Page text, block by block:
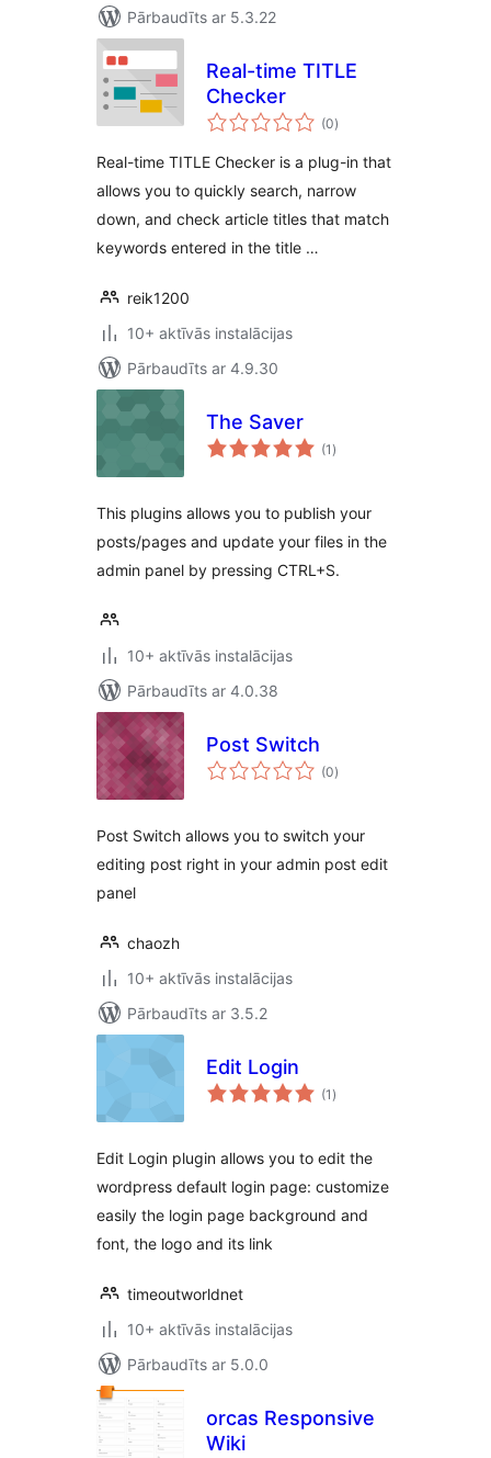
Pārbaudīts ar 5.3.22
Real-time TITLE
Checker
(0vērtējumu
kopsumma
)
Real-time TITLE Checker is a plug-in that
allows you to quickly search, narrow
down, and check article titles that match
keywords entered in the title …
reik1200
10+ aktīvās instalācijas
Pārbaudīts ar 4.9.30
The Saver
(1 vērtējumu
kopsumma
)
This plugins allows you to publish your
posts/pages and update your files in the
admin panel by pressing CTRL+S.
10+ aktīvās instalācijas
Pārbaudīts ar 4.0.38
Post Switch
(0vērtējumu
kopsumma
)
Post Switch allows you to switch your
editing post right in your admin post edit
panel
chaozh
10+ aktīvās instalācijas
Pārbaudīts ar 3.5.2
Edit Login
(1 vērtējumu
kopsumma
)
Edit Login plugin allows you to edit the
wordpress default login page: customize
easily the login page background and
font, the logo and its link
timeoutworldnet
10+ aktīvās instalācijas
Pārbaudīts ar 5.0.0
orcas Responsive
Wiki